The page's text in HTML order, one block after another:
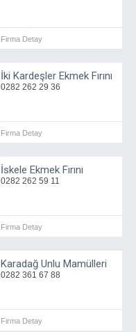
Firma Detay
İki Kardeşler Ekmek Fırını
0282 262 29 36
Firma Detay
İskele Ekmek Fırını
0282 262 59 11
Firma Detay
Karadağ Unlu Mamülleri
0282 361 67 88
Firma Detay